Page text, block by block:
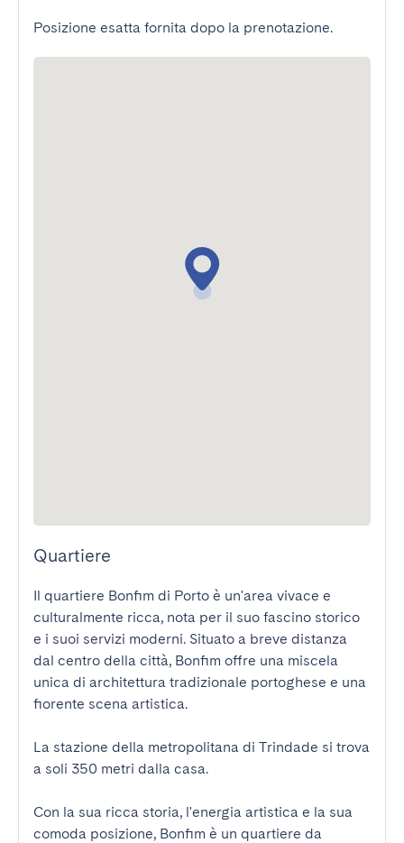
Posizione esatta fornita dopo la prenotazione.
Quartiere
Il quartiere Bonfim di Porto è un'area vivace e
culturalmente ricca, nota per il suo fascino storico
e i suoi servizi moderni. Situato a breve distanza
dal centro della città, Bonfim offre una miscela
unica di architettura tradizionale portoghese e una
fiorente scena artistica.
La stazione della metropolitana di Trindade si trova
a soli 350 metri dalla casa.
Con la sua ricca storia, l'energia artistica e la sua
comoda posizione, Bonfim è un quartiere da